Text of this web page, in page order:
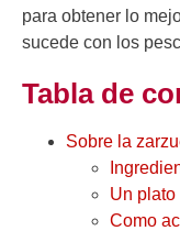
para obtener lo
sucede con los
Tabla de
Sobre la
Un
Como